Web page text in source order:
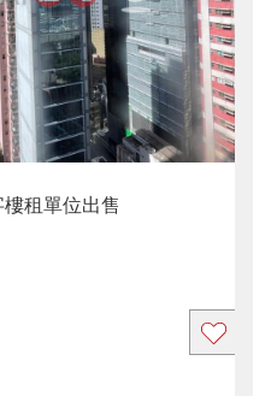
租單位出售